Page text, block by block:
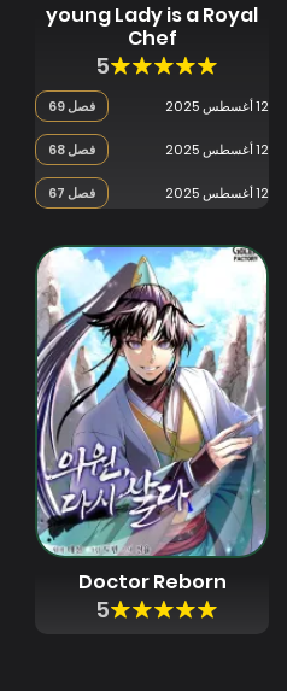
young Lady is a Royal
Chef
5
فصل 69 12 أغسطس 2025
فصل 68 12 أغسطس 2025
فصل 67 12 أغسطس 2025
Doctor Reborn
5